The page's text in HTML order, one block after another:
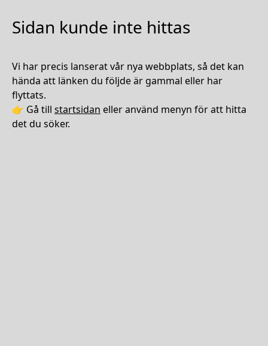
Sidan kunde inte hittas
Vi har precis lanserat vår nya webbplats, så det kan
hända att länken du följde är gammal eller har
flyttats.
👉 Gå till startsidan eller använd menyn för att hitta
det du söker.